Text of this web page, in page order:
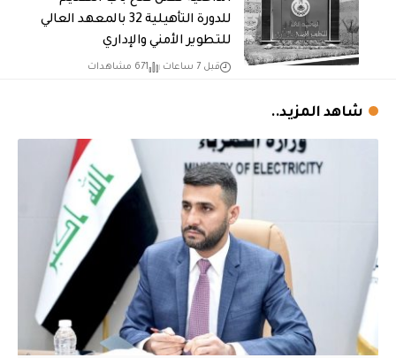
للدورة التأهيلية 32 بالمعهد العالي
للتطوير الأمني والإداري
قبل 7 ساعات 671 مشاهدات
شاهد المزيد..